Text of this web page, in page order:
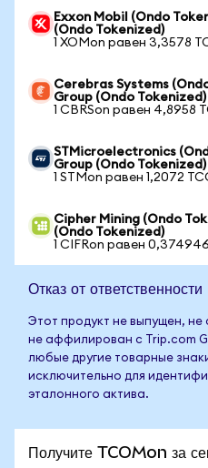
Exxon Mobil (Ondo
(Ondo Tokenized)
1 XOMon равен 3,3578
Cerebras Systems
Group (Ondo Tokenized)
1 CBRSon равен 4,8958
STMicroelectronics
Group (Ondo Tokenized)
1 STMon равен 1,2072
Cipher Mining (Ondo
(Ondo Tokenized)
1 CIFRon равен
Отказ от ответственности
Этот продукт не выпущен,
не аффилирован с Trip.com
любые другие товарные
исключительно для
эталонного актива.
Получите TCOMon за